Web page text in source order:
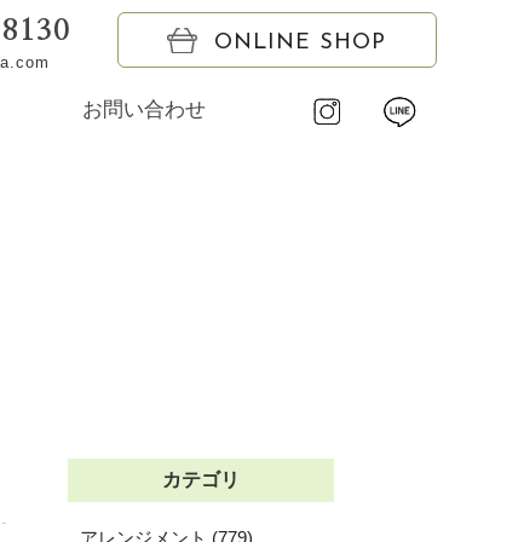
ONLINE SHOP
お問い合わせ
カテゴリ
アレンジメント (779)